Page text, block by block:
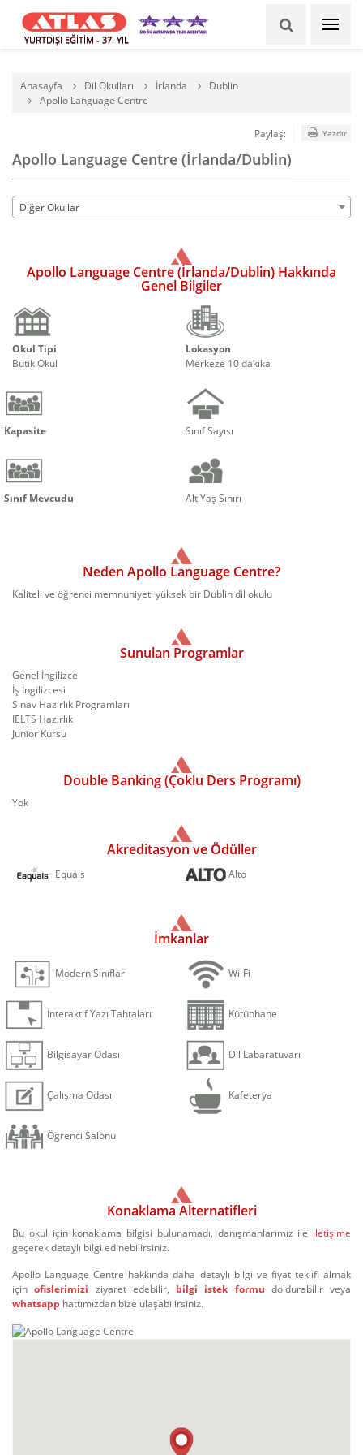
YURTDIŞI EĞİTİM - 37. YIL
Anasayfa Dil Okulları İrlanda
Dublin
Apollo Language Centre
Apollo Language Centre (İrlanda/Dublin)
Paylaş: Yazdır
Diğer Okullar
Apollo Language Centre (İrlanda/Dublin) Hakkında
Genel Bilgiler
Okul Tipi
Butik Okul
Lokasyon
Merkeze 10 dakika
Kapasite Sınıf Sayısı
Sınıf Mevcudu Alt Yaş Sınırı
Neden Apollo Language Centre?
Kaliteli ve öğrenci memnuniyeti yüksek bir Dublin dil okulu
Sunulan Programlar
Genel İngilizce
İş İngilizcesi
Sınav Hazırlık Programları
IELTS Hazırlık
Junior Kursu
Double Banking (Çoklu Ders Programı)
Yok
Akreditasyon ve Ödüller
Equals Alto
İmkanlar
Modern Sınıflar Wi-Fi
İnteraktif Yazı Tahtaları Kütüphane
Bilgisayar Odası Dil Labaratuvarı
Çalışma Odası Kafeterya
Öğrenci Salonu
Konaklama Alternatifleri
Bu okul için konaklama bilgisi bulunamadı, danışmanlarımız ile iletişime
geçerek detaylı bilgi edinebilirsiniz.
Apollo Language Centre hakkında daha detaylı bilgi ve fiyat teklifi almak
içinofislerimizi ziyaret edebilir, bilgi istek formu doldurabilir veya
whatsapp hattımızdan bize ulaşabilirsiniz.